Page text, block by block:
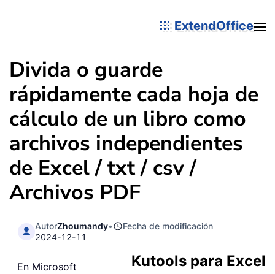
ExtendOffice
Divida o guarde
rápidamente cada hoja de
cálculo de un libro como
archivos independientes
de Excel / txt / csv /
Archivos PDF
AutorZhoumandy•
Fecha de modificación
2024-12-11
Kutools para Excel
En Microsoft